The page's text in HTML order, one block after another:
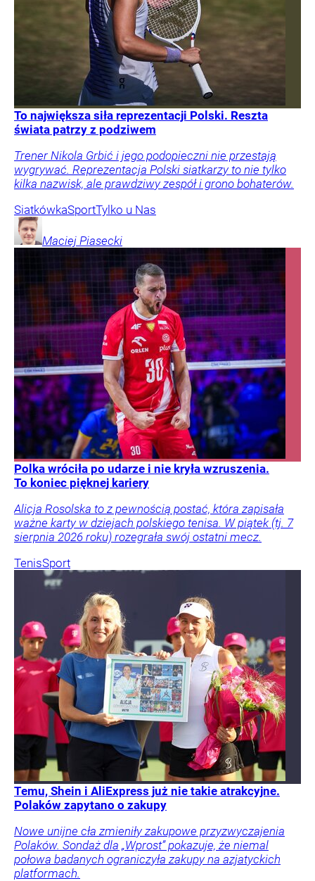
To największa siła reprezentacji Polski. Reszta
świata patrzy z podziwem
Trener Nikola Grbić i jego podopieczni nie przestają
wygrywać. Reprezentacja Polski siatkarzy to nie tylko
kilka nazwisk, ale prawdziwy zespół i grono bohaterów.
SiatkówkaSportTylko u Nas
Maciej Piasecki
Polka wróciła po udarze i nie kryła wzruszenia.
To koniec pięknej kariery
Alicja Rosolska to z pewnością postać, która zapisała
ważne karty w dziejach polskiego tenisa. W piątek (tj. 7
sierpnia 2026 roku) rozegrała swój ostatni mecz.
TenisSport
Temu, Shein i AliExpress już nie takie atrakcyjne.
Polaków zapytano o zakupy
Nowe unijne cła zmieniły zakupowe przyzwyczajenia
Polaków. Sondaż dla „Wprost” pokazuje, że niemal
połowa badanych ograniczyła zakupy na azjatyckich
platformach.